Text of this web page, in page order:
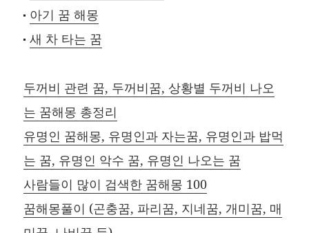
아기 꿈 해몽
새 차 타는 꿈
두꺼비 관련 꿈, 두꺼비꿈, 상황별 두꺼비 나오
는 꿈해몽 총정리
유명인 꿈해몽, 유명인과 자는꿈, 유명인과 밥먹
는 꿈, 유명인 악수 꿈, 유명인 나오는 꿈
사람들이 많이 검색한 꿈해몽 100
꿈해몽풀이 (곤충꿈, 파리꿈, 지네꿈, 개미꿈, 매